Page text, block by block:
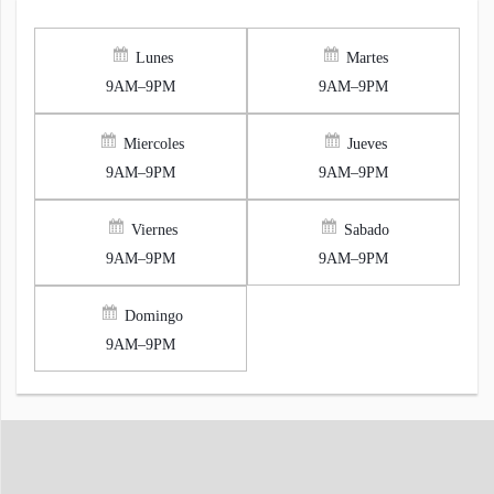
Lunes
9AM–9PM
Martes
9AM–9PM
Miercoles
9AM–9PM
Jueves
9AM–9PM
Viernes
9AM–9PM
Sabado
9AM–9PM
Domingo
9AM–9PM